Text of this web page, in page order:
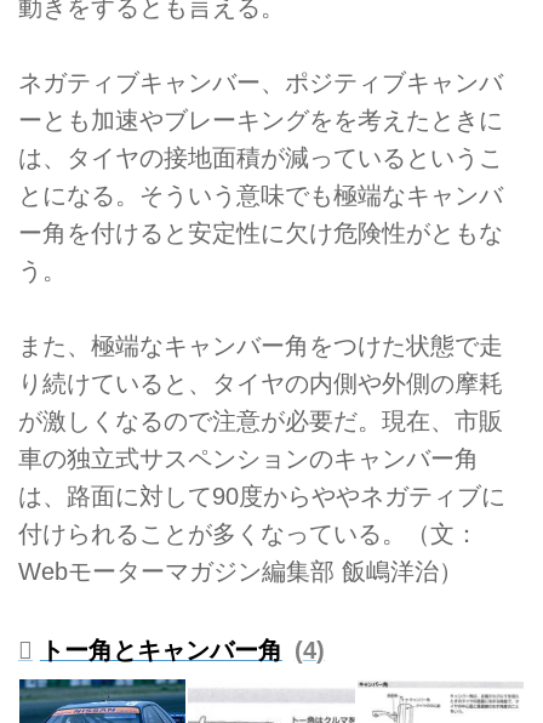
動きをするとも言える。
ネガティブキャンバー、ポジティブキャンバ
ーとも加速やブレーキングをを考えたときに
は、タイヤの接地面積が減っているというこ
とになる。そういう意味でも極端なキャンバ
ー角を付けると安定性に欠け危険性がともな
う。
また、極端なキャンバー角をつけた状態で走
り続けていると、タイヤの内側や外側の摩耗
が激しくなるので注意が必要だ。現在、市販
車の独立式サスペンションのキャンバー角
は、路面に対して90度からややネガティブに
付けられることが多くなっている。（文：
Webモーターマガジン編集部 飯嶋洋治）
トー角とキャンバー角 4